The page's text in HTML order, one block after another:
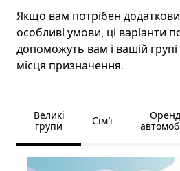
Якщо вам потрібен
особливі умови, ці варіанти
допоможуть вам і вашій групі
місця призначення.
Великі
групи
Сім’ї